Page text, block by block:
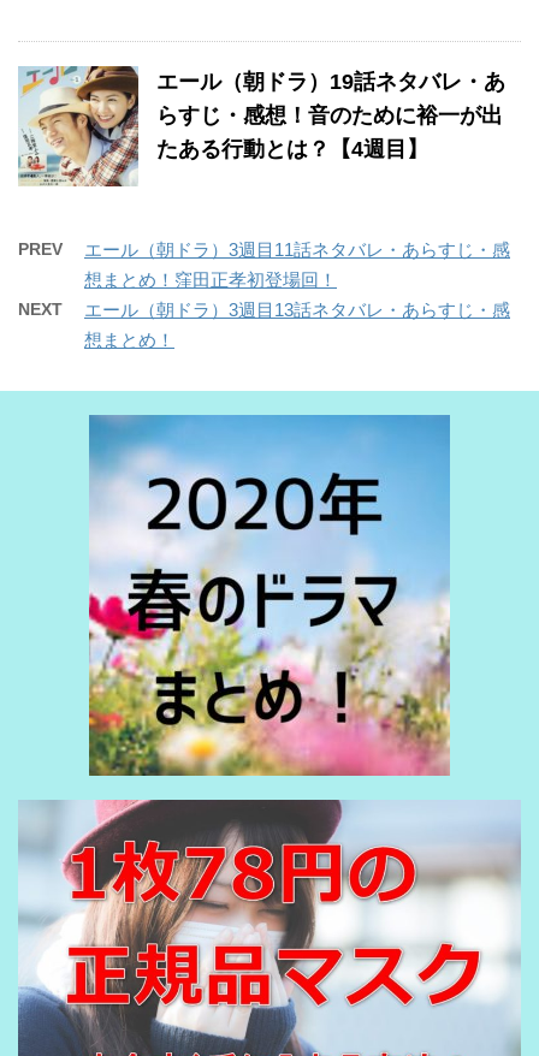
エール（朝ドラ）19話ネタバレ・あ
らすじ・感想！音のために裕一が出
たある行動とは？【4週目】
PREV
エール（朝ドラ）3週目11話ネタバレ・あらすじ・感
想まとめ！窪田正孝初登場回！
NEXT
エール（朝ドラ）3週目13話ネタバレ・あらすじ・感
想まとめ！